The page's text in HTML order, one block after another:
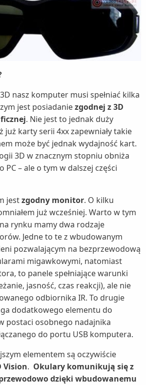
nasz komputer musi spełniać kilka
jest posiadaniezgodnej z 3D
. Nie jest to jednak duży
już karty serii 4xx zapewniały takie
może być jednak wydajność kart.
3D w znacznym stopniu obniża
PC – ale o tym w dalszej części
jestzgodny monitor. O kilku
już wcześniej. Warto w tym
rynku mamy dwa rodzaje
Jedne to te z wbudowanym
pozwalającym na bezprzewodową
migawkowymi, natomiast
to panele spełniające warunki
jasność, czas reakcji), ale nie
odbiornika IR. To drugie
dodatkowego elementu do
postaci osobnego nadajnika
do portu USB komputera.
elementem są oczywiście
Vision. Okulary komunikują się z
dzięki wbudowanemu